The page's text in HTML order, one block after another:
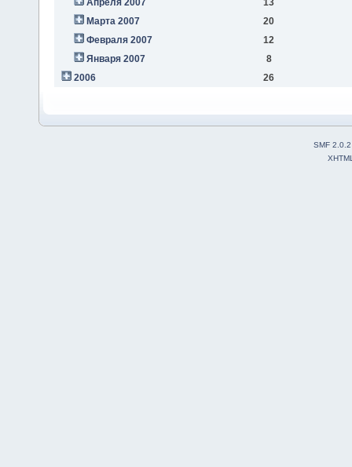
Апреля 2007
13
Марта 2007
20
Февраля 2007
12
Января 2007
8
2006
26
SMF 2.0.2